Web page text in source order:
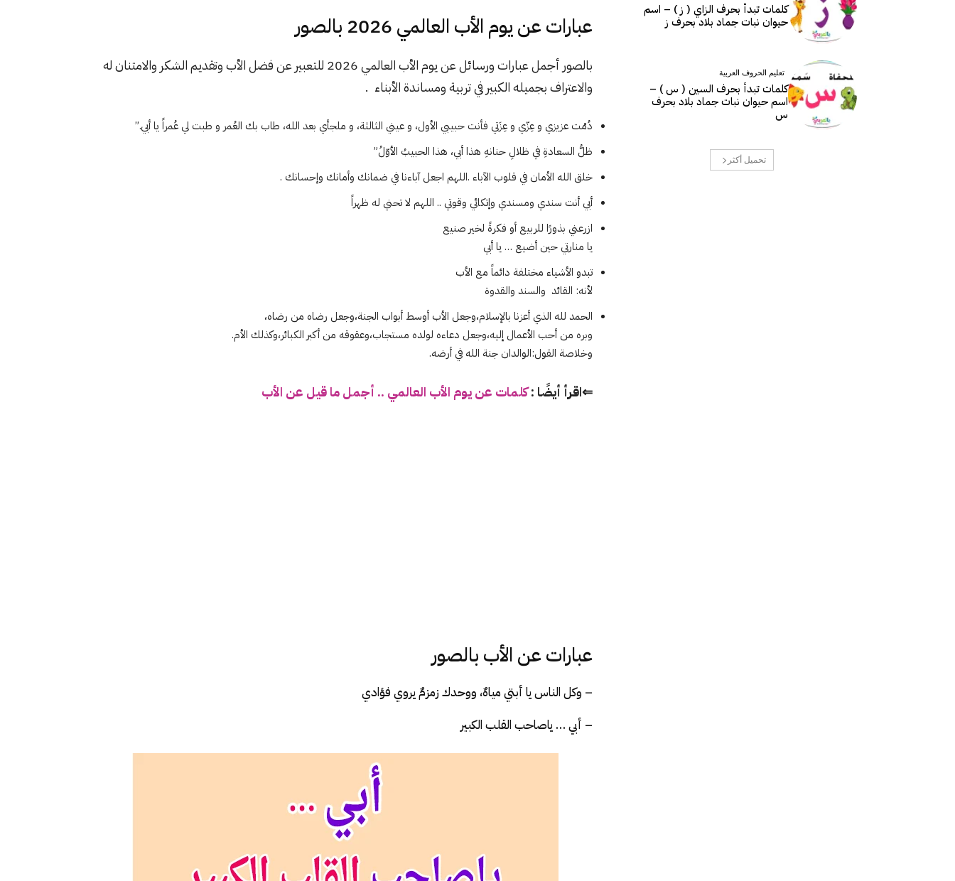
عبارات عن يوم الأب العالمي 2026 بالصور
بالصور أجمل عبارات ورسائل عن يوم الأب العالمي 2026 للتعبير عن فضل الأب وتقديم الشكر والامتنان له
والاعتراف بجميله الكبير في تربية ومساندة الأبناء .
دُمْت عزيزي و عِزّي و عِزَتي فأنت حبيبي الأول، و عيني الثالثة، و ملجأي بعد الله، طاب بك العُمر و طبت لي عُمراً يا أبي.”
ظلُّ السعادةِ في ظلالِ حنانهِ هذا أبي، هذا الحبيبُ الأوّلُ”
خلق الله الأمان في قلوب الآباء .اللهم اجعل آباءنا في ضمانك وأمانك وإحسانك .
أبي أنت سندي ومسندي وإتكائي وقوتي .. اللهم لا تحني له ظهراً
ازرعني بذورًا للربيع أو فكرةً لخير صنيع
يا منارتي حين أضيع … يا أبي
تبدو الأشياء مختلفة دائماً مع الأب
لأنه: القائد والسند والقدوة
الحمد لله الذي أعزنا بالإسلام،وجعل الأب أوسط أبواب الجنة،وجعل رضاه من رضاه،
وبره من أحب الأعمال إليه،وجعل دعاءه لولده مستجاب،وعقوقه من أكبر الكبائر،وكذلك الأم.
وخلاصة القول:الوالدان جنة الله في أرضه.
⇐اقرأ أيضًا :كلمات عن يوم الأب العالمي .. أجمل ما قيل عن الأب
عبارات عن الأب بالصور
– وكل الناس يا أبتي مياهٌ، ووحدك زمزمٌ يروي فؤادي
– أبي … ياصاحب القلب الكبير
كلمات تبدأ بحرف الزاي ( ز ) – اسم
حيوان نبات جماد بلاد بحرف ز
تعليم الحروف العربية
كلمات تبدأ بحرف السين ( س ) –
اسم حيوان نبات جماد بلاد بحرف
س
تحميل أكثر